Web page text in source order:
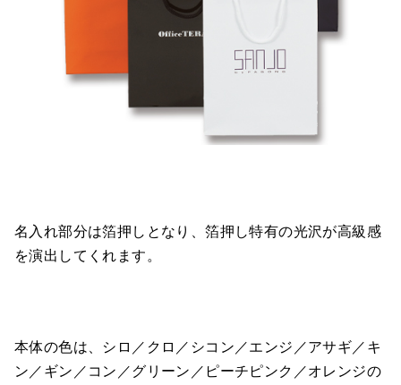
名入れ部分は箔押しとなり、箔押し特有の光沢が高級感
を演出してくれます。
本体の色は、シロ／クロ／シコン／エンジ／アサギ／キ
ン／ギン／コン／グリーン／ピーチピンク／オレンジの